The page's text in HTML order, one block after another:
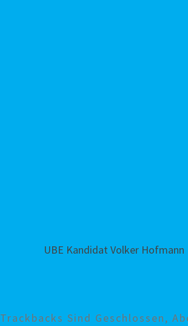
UBE Kandidat Volker Hofmann
Trackbacks Sind Geschlossen,